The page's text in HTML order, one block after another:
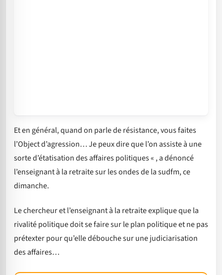
Et en général, quand on parle de résistance, vous faites
l’Object d’agression… Je peux dire que l’on assiste à une
sorte d’étatisation des affaires politiques « , a dénoncé
l’enseignant à la retraite sur les ondes de la sudfm, ce
dimanche.
Le chercheur et l’enseignant à la retraite explique que la
rivalité politique doit se faire sur le plan politique et ne pas
prétexter pour qu’elle débouche sur une judiciarisation
des affaires…